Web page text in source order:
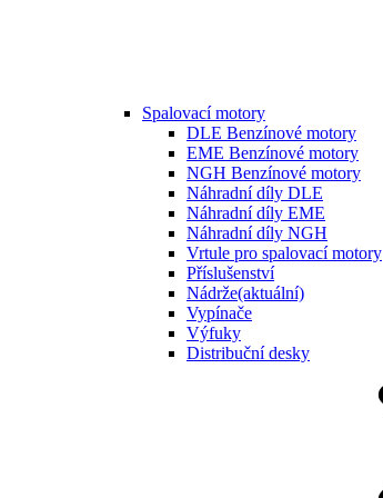
Spalovací motory
DLE Benzínové motory
EME Benzínové motory
NGH Benzínové motory
Náhradní díly DLE
Náhradní díly EME
Náhradní díly NGH
Vrtule pro spalovací motory
Příslušenství
Nádrže(aktuální)
Vypínače
Výfuky
Distribuční desky